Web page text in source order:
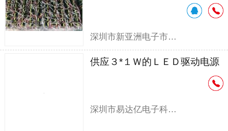
深圳市新亚洲电子市场宏佳电子商行
供应３*１Ｗ的ＬＥＤ驱动电源
深圳市易达亿电子科技有限公司